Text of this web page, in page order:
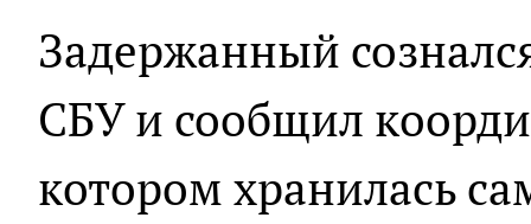
Задержанный
СБУ и сообщил
котором хранилась